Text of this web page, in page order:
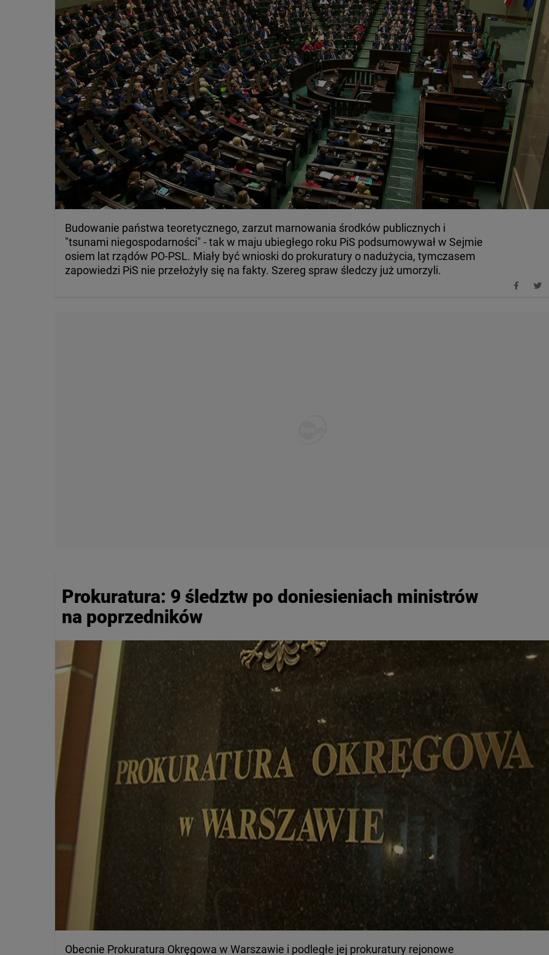
Budowanie państwa teoretycznego, zarzut marnowania środków publicznych i
"tsunami niegospodarności" - tak w maju ubiegłego roku PiS podsumowywał w Sejmie
osiem lat rządów PO-PSL. Miały być wnioski do prokuratury o nadużycia, tymczasem
zapowiedzi PiS nie przełożyły się na fakty. Szereg spraw śledczy już umorzyli.
Prokuratura: 9 śledztw po doniesieniach ministrów
na poprzedników
Obecnie Prokuratura Okręgowa w Warszawie i podległe jej prokuratury rejonowe